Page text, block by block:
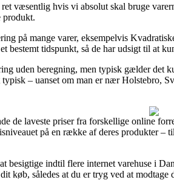
væsentlig hvis vi absolut skal bruge
produkt.
på mange varer, eksempelvis
bestemt tidspunkt, så de har udsigt til at
uden beregning, men typisk gælder det
– uanset om man er nær Holstebro,
de laveste priser fra forskellige online
på en række af deres produkter –
indtil flere internet varehuse i
køb, således at du er tryg ved at modtage